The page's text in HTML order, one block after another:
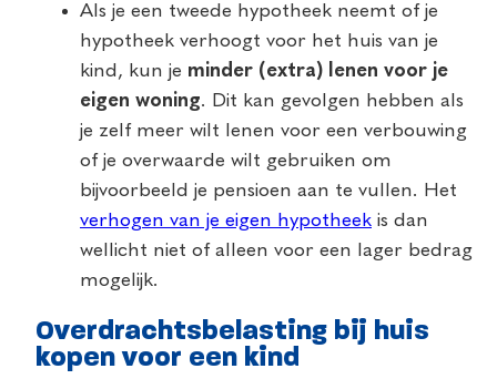
Als je een tweede hypotheek neemt of je
hypotheek verhoogt voor het huis van je
kind, kun je minder (extra) lenen voor je
eigen woning. Dit kan gevolgen hebben als
je zelf meer wilt lenen voor een verbouwing
of je overwaarde wilt gebruiken om
bijvoorbeeld je pensioen aan te vullen. Het
verhogen van je eigen hypotheek is dan
wellicht niet of alleen voor een lager bedrag
mogelijk.
Overdrachtsbelasting bij huis
kopen voor een kind